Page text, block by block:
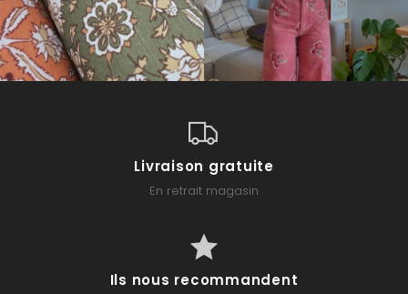
Livraison gratuite
En retrait magasin
Ils nous recommandent